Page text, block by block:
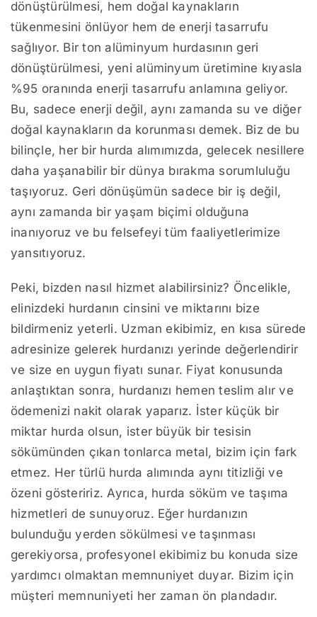
dönüştürülmesi, hem doğal kaynakların
tükenmesini önlüyor hem de enerji tasarrufu
sağlıyor. Bir ton alüminyum hurdasının geri
dönüştürülmesi, yeni alüminyum üretimine kıyasla
%95 oranında enerji tasarrufu anlamına geliyor.
Bu, sadece enerji değil, aynı zamanda su ve diğer
doğal kaynakların da korunması demek. Biz de bu
bilinçle, her bir hurda alımımızda, gelecek nesillere
daha yaşanabilir bir dünya bırakma sorumluluğu
taşıyoruz. Geri dönüşümün sadece bir iş değil,
aynı zamanda bir yaşam biçimi olduğuna
inanıyoruz ve bu felsefeyi tüm faaliyetlerimize
yansıtıyoruz.
Peki, bizden nasıl hizmet alabilirsiniz? Öncelikle,
elinizdeki hurdanın cinsini ve miktarını bize
bildirmeniz yeterli. Uzman ekibimiz, en kısa sürede
adresinize gelerek hurdanızı yerinde değerlendirir
ve size en uygun fiyatı sunar. Fiyat konusunda
anlaştıktan sonra, hurdanızı hemen teslim alır ve
ödemenizi nakit olarak yaparız. İster küçük bir
miktar hurda olsun, ister büyük bir tesisin
sökümünden çıkan tonlarca metal, bizim için fark
etmez. Her türlü hurda alımında aynı titizliği ve
özeni gösteririz. Ayrıca, hurda söküm ve taşıma
hizmetleri de sunuyoruz. Eğer hurdanızın
bulunduğu yerden sökülmesi ve taşınması
gerekiyorsa, profesyonel ekibimiz bu konuda size
yardımcı olmaktan memnuniyet duyar. Bizim için
müşteri memnuniyeti her zaman ön plandadır.